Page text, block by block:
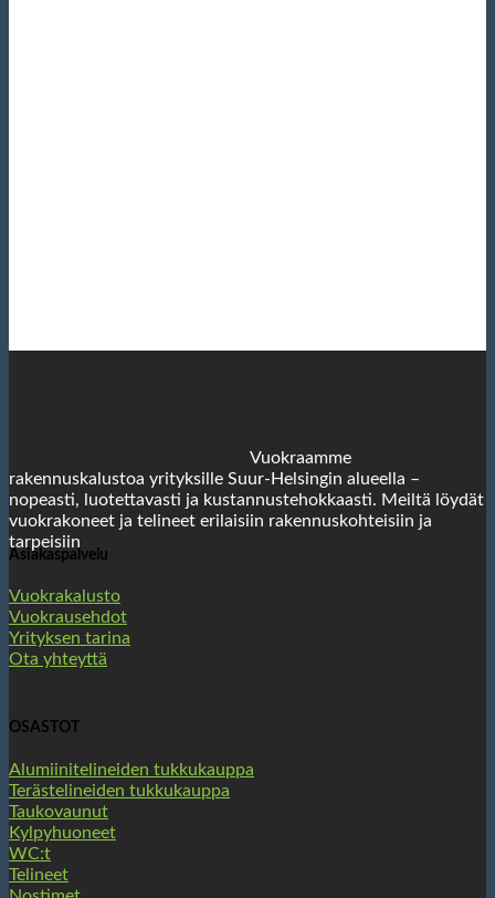
Vuokraamme
rakennuskalustoa yrityksille Suur-Helsingin alueella –
nopeasti, luotettavasti ja kustannustehokkaasti. Meiltä löydät
vuokrakoneet ja telineet erilaisiin rakennuskohteisiin ja
tarpeisiin
Asiakaspalvelu
Vuokrakalusto
Vuokrausehdot
Yrityksen tarina
Ota yhteyttä
OSASTOT
Alumiinitelineiden tukkukauppa
Terästelineiden tukkukauppa
Taukovaunut
Kylpyhuoneet
WC:t
Telineet